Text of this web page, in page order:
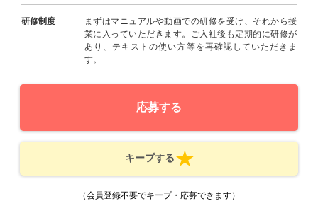
研修制度
まずはマニュアルや動画での研修を受け、それから授
業に入っていただきます。ご入社後も定期的に研修が
あり、テキストの使い方等を再確認していただきま
す。
応募する
キープする
（会員登録不要でキープ・応募できます）